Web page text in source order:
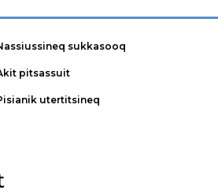
sukkasooq
pitsassuit
utertitsineq